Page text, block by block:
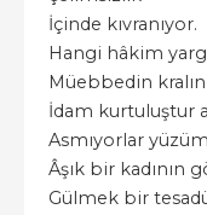
İçinde kıvranıyor.
Hangi hâkim
Müebbedin
İdam kurtuluştur
Asmıyorlar
Âşık bir kadının
Gülmek bir